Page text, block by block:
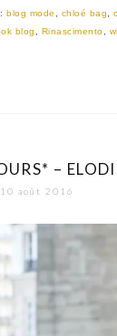
blog mode , chloé bag,
blog , Rinascimento,
–
10 août 2016